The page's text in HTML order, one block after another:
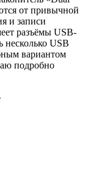
от привычной
и записи
разъёмы USB-
несколько USB
вариантом
подробно